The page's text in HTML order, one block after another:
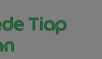
Tiap